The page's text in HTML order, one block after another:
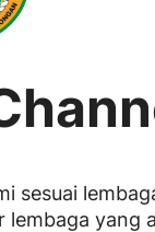
sesuai
yang